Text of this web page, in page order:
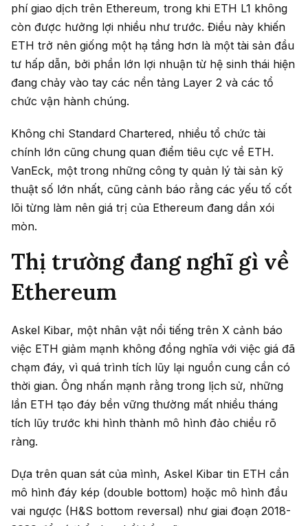
phí giao dịch trên Ethereum, trong khi ETH L1 không
còn được hưởng lợi nhiều như trước. Điều này khiến
ETH trở nên giống một hạ tầng hơn là một tài sản đầu
tư hấp dẫn, bởi phần lớn lợi nhuận từ hệ sinh thái hiện
đang chảy vào tay các nền tảng Layer 2 và các tổ
chức vận hành chúng.
Không chỉ Standard Chartered, nhiều tổ chức tài
chính lớn cũng chung quan điểm tiêu cực về ETH.
VanEck, một trong những công ty quản lý tài sản kỹ
thuật số lớn nhất, cũng cảnh báo rằng các yếu tố cốt
lõi từng làm nên giá trị của Ethereum đang dần xói
mòn.
Thị trường đang nghĩ gì về
Ethereum
Askel Kibar, một nhân vật nổi tiếng trên X cảnh báo
việc ETH giảm mạnh không đồng nghĩa với việc giá đã
chạm đáy, vì quá trình tích lũy lại nguồn cung cần có
thời gian. Ông nhấn mạnh rằng trong lịch sử, những
lần ETH tạo đáy bền vững thường mất nhiều tháng
tích lũy trước khi hình thành mô hình đảo chiều rõ
ràng.
Dựa trên quan sát của mình, Askel Kibar tin ETH cần
mô hình đáy kép (double bottom) hoặc mô hình đầu
vai ngược (H&S bottom reversal) như giai đoạn 2018-